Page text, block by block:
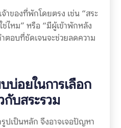
าของที่พักโดยตรง เช่น “สระ
ช่ไหม” หรือ “มีผู้เข้าพักหลัง
ตอบที่ชัดเจนจะช่วยลดความ
อยในการเลือก
กับสระรวม
ปเป็นหลัก จึงอาจเจอปัญหา